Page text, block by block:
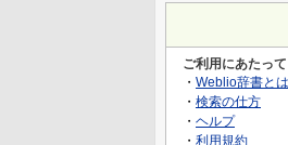
ご利用にあたって
・ Weblio辞書とは
・ 検索の仕方
・ ヘルプ
・ 利用規約